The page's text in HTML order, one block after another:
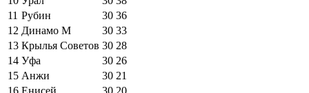
11 Рубин 30 36
12 Динамо М 30 33
13 Крылья Советов 30 28
14 Уфа 30 26
15 Анжи 30 21
16 Енисей 30 20